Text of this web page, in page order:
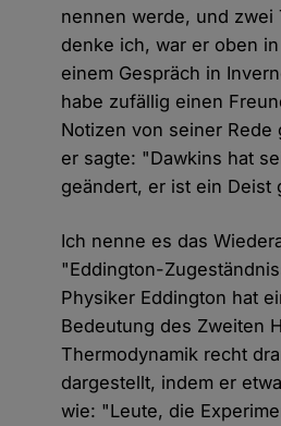
nennen werde, und zwei
denke ich, war er oben
einem Gespräch in
habe zufällig einen
Notizen von seiner Rede
er sagte: "Dawkins hat
geändert, er ist ein Deist
Ich nenne es das
"Eddington-
Physiker Eddington hat
Bedeutung des Zweiten
Thermodynamik recht
dargestellt, indem er
wie: "Leute, die